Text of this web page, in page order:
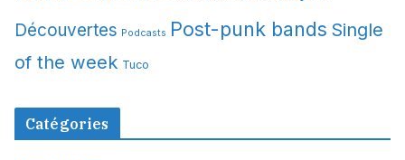
Découvertes Podcasts Post-punk bands Single
of the week Tuco
Catégories